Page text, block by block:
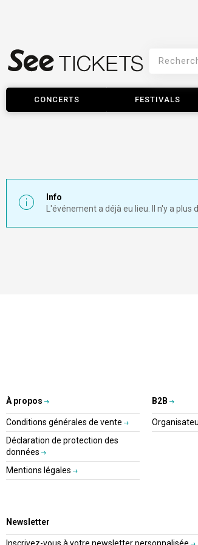
CONCERTS FESTIVALS
Info
L'événement a déjà eu lieu. Il n'y a plus
À propos
Conditions générales de vente
Déclaration de protection des
données
Mentions légales
B2B
Newsletter